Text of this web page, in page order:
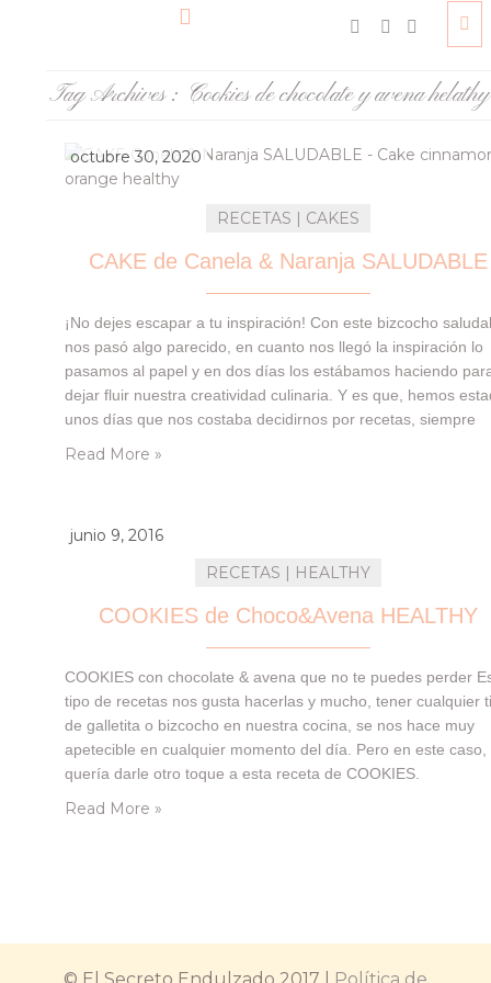
Tag Archives : Cookies de chocolate y avena helathy
octubre 30, 2020
RECETAS | CAKES
CAKE de Canela & Naranja SALUDABLE
¡No dejes escapar a tu inspiración! Con este bizcocho
nos pasó algo parecido, en cuanto nos llegó la inspiración lo
pasamos al papel y en dos días los estábamos haciendo
dejar fluir nuestra creatividad culinaria. Y es que, hemos
unos días que nos costaba decidirnos por recetas, siempre
Read More »
junio 9, 2016
RECETAS | HEALTHY
COOKIES de Choco&Avena HEALTHY
COOKIES con chocolate & avena que no te puedes perder
tipo de recetas nos gusta hacerlas y mucho, tener cualquier
de galletita o bizcocho en nuestra cocina, se nos hace muy
apetecible en cualquier momento del día. Pero en este caso,
quería darle otro toque a esta receta de COOKIES.
Read More »